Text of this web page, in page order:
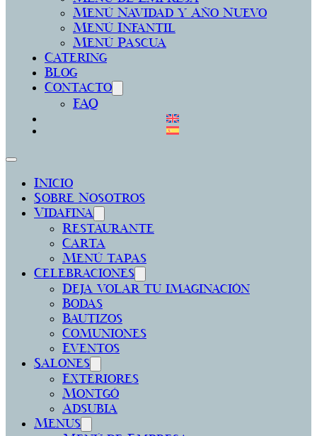
Menú Navidad y Año Nuevo
Menú Infantil
Menú Pascua
Catering
Blog
Contacto
FAQ
Inicio
Sobre Nosotros
Vidafina
Restaurante
Carta
Menú tapas
Celebraciones
Deja volar tu imaginación
Bodas
Bautizos
Comuniones
Eventos
Salones
Exteriores
Montgó
Adsubia
Menus